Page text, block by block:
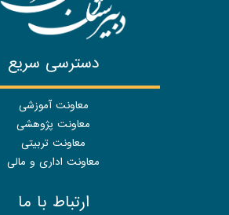
دسترسی سریع
معاونت آموزشی
معاونت پژوهشی
معاونت تربیتی
معاونت اداری و مالی
ارتباط با ما